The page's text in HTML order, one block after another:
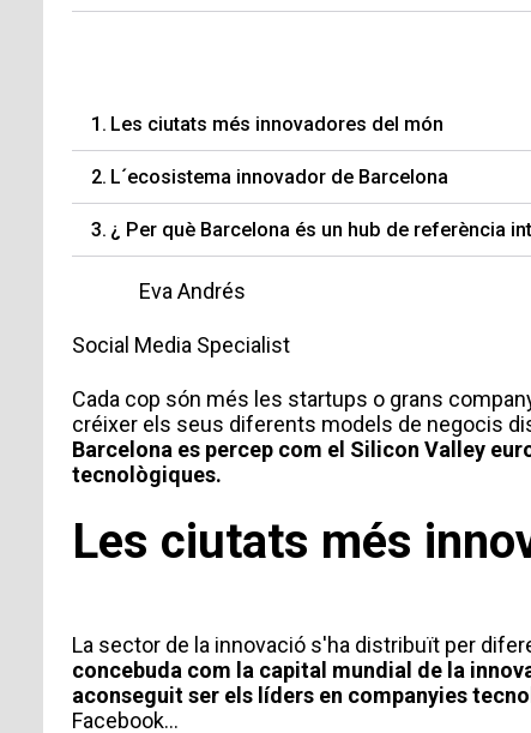
Les ciutats més innovadores del món
L´ecosistema innovador de Barcelona
¿ Per què Barcelona és un hub de referència
Eva Andrés
Social Media Specialist
Cada cop són més les startups o grans
créixer els seus diferents models de negocis
Barcelona es percep com el Silicon Valley
tecnològiques.
Les ciutats més
La sector de la innovació s'ha distribuït per
concebuda com la capital mundial de la
aconseguit ser els líders en companyies
Facebook…